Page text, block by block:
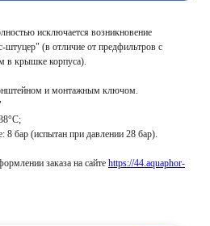
исключается возникновение
штуцер" (в отличие от предфильтров с
в крышке корпуса).
и монтажным ключом.
8 бар (испытан при давлении 28 бар).
заказа на сайте https://44.aquaphor-